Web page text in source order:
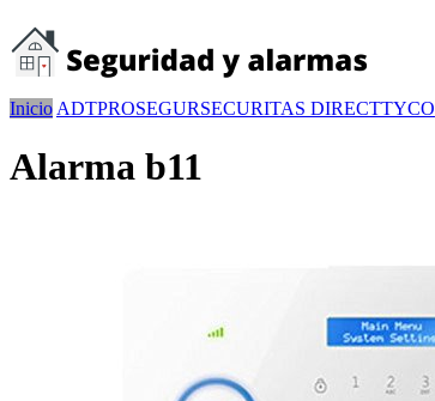
Inicio ADTPROSEGURSECURITAS DIRECTTYCO
Alarma b11